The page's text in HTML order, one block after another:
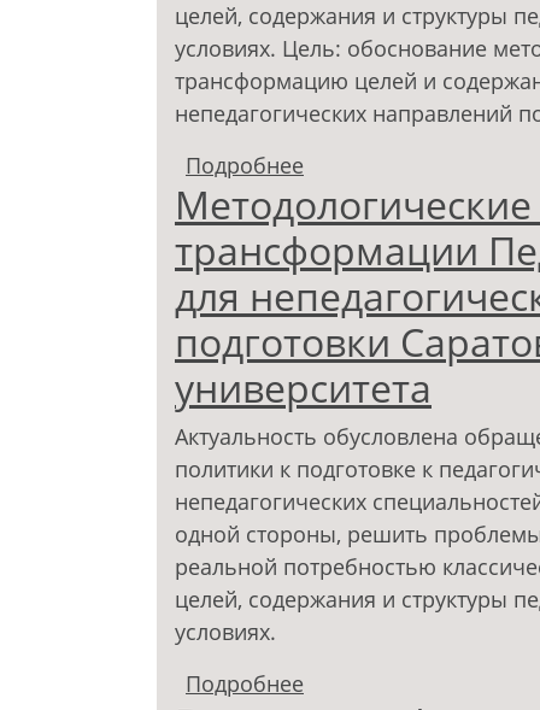
целей, содержания и структуры
условиях. Цель: обоснование
трансформацию целей и
непедагогических направлений
Подробнее
модуля для
Саратовского
трансформации
для
подготовки
университета
Актуальность обусловлена
политики к подготовке к
непедагогических
одной стороны, решить
реальной потребностью
целей, содержания и структуры
условиях.
Подробнее